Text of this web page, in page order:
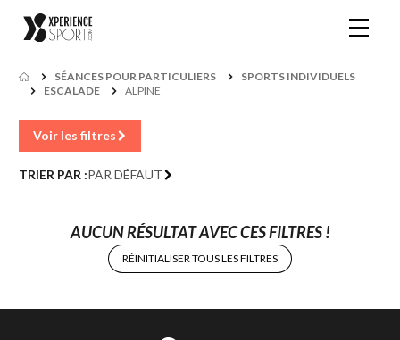
SÉANCES POUR PARTICULIERS
SPORTS INDIVIDUELS
ESCALADE
ALPINE
Voir les filtres
TRIER PAR :PAR DÉFAUT
AUCUN RÉSULTAT AVEC CES FILTRES !
RÉINITIALISER TOUS LES FILTRES